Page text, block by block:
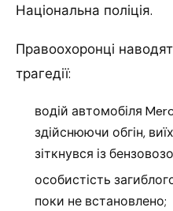
Національна поліція.
Правоохоронці
трагедії:
водій автомобіля
здійснюючи обгін,
зіткнувся із
особистість
поки не встановлено;